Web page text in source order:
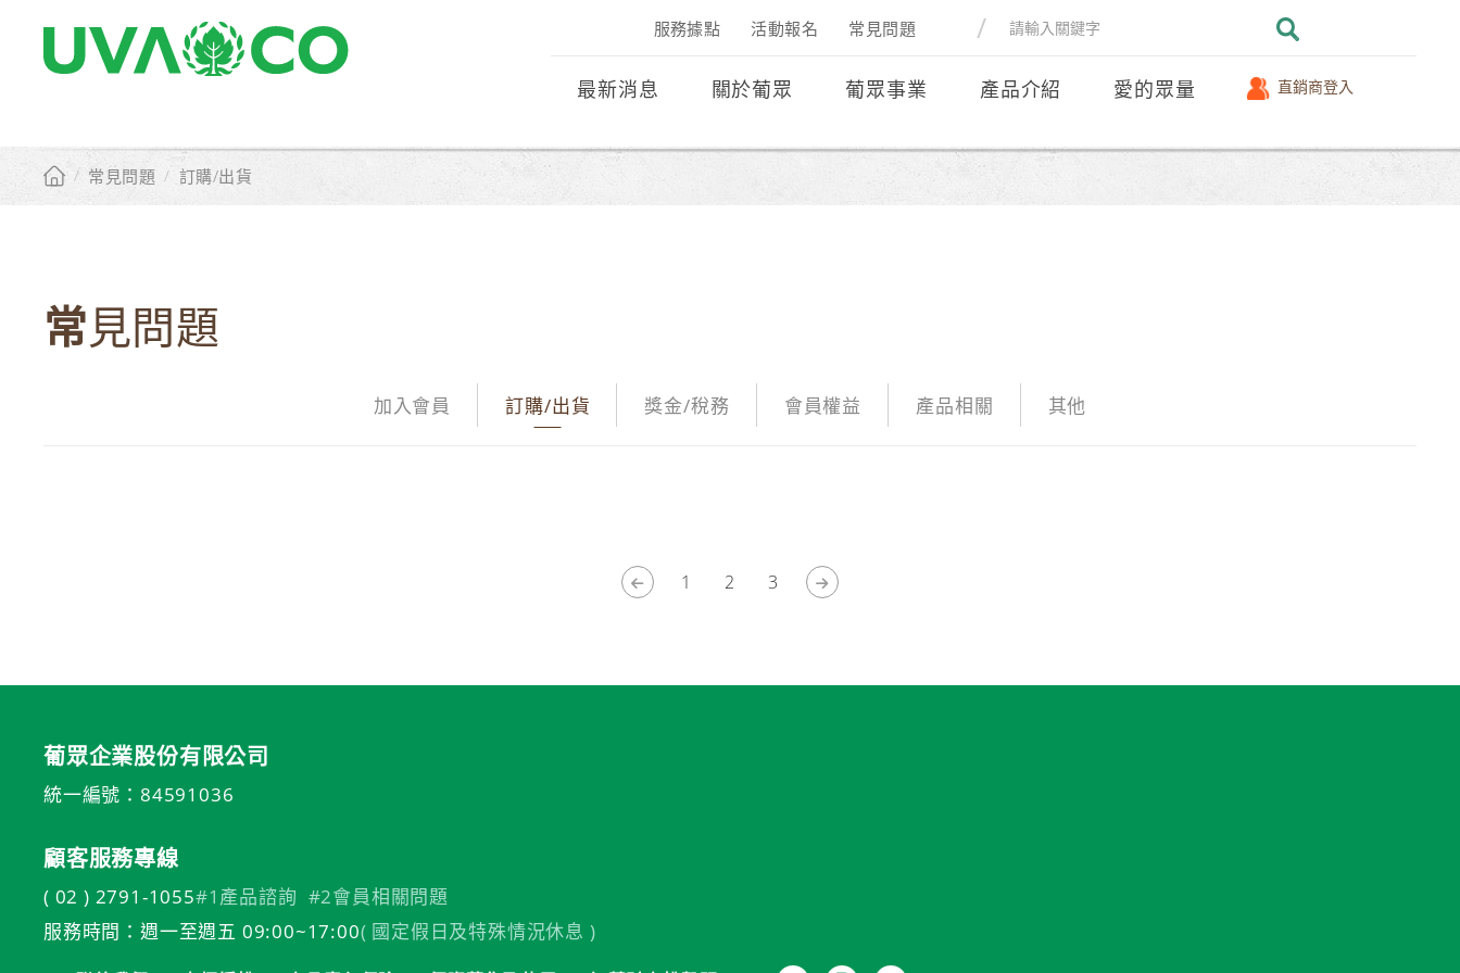
服務據點 活動報名 常見問題
最新消息 關於葡眾 葡眾事業 產品介紹 愛的眾量 直銷商登入
/ 常見問題 / 訂購/出貨
常見問題
加入會員 訂購/出貨 獎金/稅務 會員權益 產品相關 其他
1 2 3
葡眾企業股份有限公司
統一編號：84591036
顧客服務專線
( 02 ) 2791-1055#1產品諮詢 #2會員相關問題
服務時間：週一至週五 09:00~17:00( 國定假日及特殊情況休息 )